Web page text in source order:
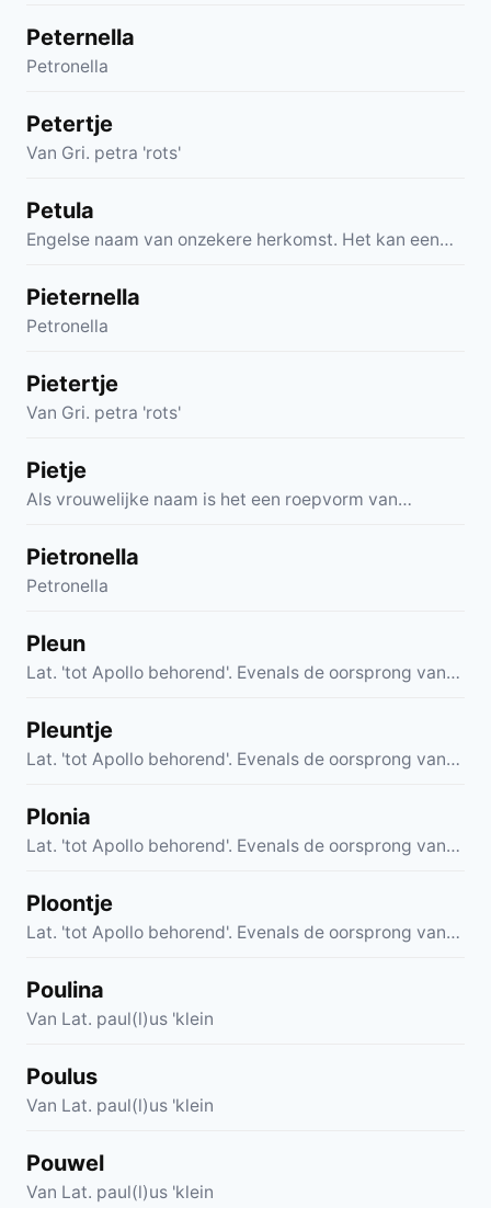
Peternella
Petronella
Petertje
Van Gri. petra 'rots'
Petula
Engelse naam van onzekere herkomst. Het kan een…
Pieternella
Petronella
Pietertje
Van Gri. petra 'rots'
Pietje
Als vrouwelijke naam is het een roepvorm van…
Pietronella
Petronella
Pleun
Lat. 'tot Apollo behorend'. Evenals de oorsprong van…
Pleuntje
Lat. 'tot Apollo behorend'. Evenals de oorsprong van…
Plonia
Lat. 'tot Apollo behorend'. Evenals de oorsprong van…
Ploontje
Lat. 'tot Apollo behorend'. Evenals de oorsprong van…
Poulina
Van Lat. paul(l)us 'klein
Poulus
Van Lat. paul(l)us 'klein
Pouwel
Van Lat. paul(l)us 'klein